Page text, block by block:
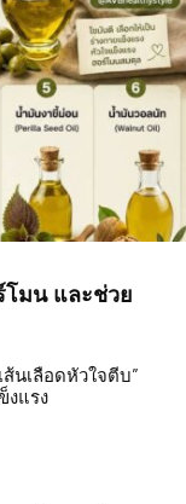
มน และช่วย
นเลือดหัวใจตีบ”
งแรง